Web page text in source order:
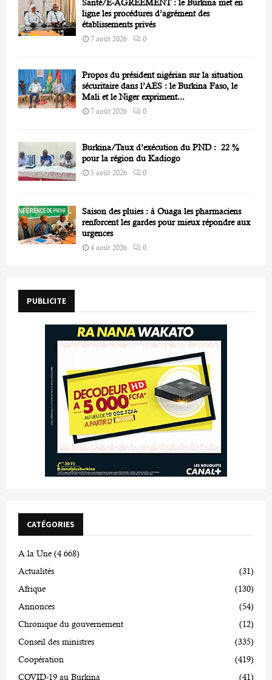
Santé/E-AGREEMENT : le Burkina met en
ligne les procédures d’agrément des
établissements privés
7 août 2026 0
Propos du président nigérian sur la situation
sécuritaire dans l’AES : le Burkina Faso, le
Mali et le Niger expriment...
7 août 2026 0
Burkina/Taux d’exécution du PND : 22 %
pour la région du Kadiogo
5 août 2026 0
Saison des pluies : à Ouaga les pharmaciens
renforcent les gardes pour mieux répondre aux
urgences
4 août 2026 0
PUBLICITE
CATÉGORIES
A la Une (4 668)
Actualités
(31)
Afrique
(130)
Annonces
(54)
Chronique du gouvernement
(12)
Conseil des ministres
(335)
Coopération
(419)
COVID-19 au Burkina
(41)